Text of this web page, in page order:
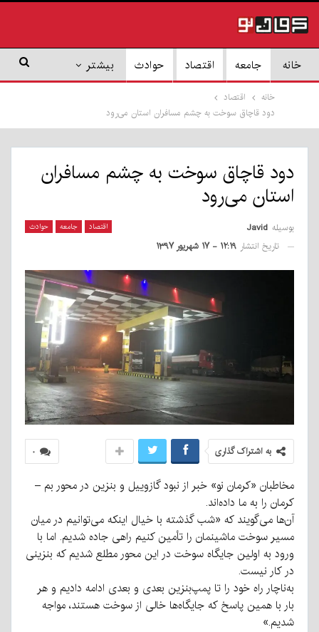
خانه جامعه اقتصاد حوادث بیشتر
خانه
اقتصاد
دود قاچاق سوخت به چشم مسافران استان می‌رود
دود قاچاق سوخت به چشم مسافران
استان می‌رود
اقتصاد جامعه حوادث بوسیله Javid
تاریخ انتشار ۱۲:۱۹ - ۱۷ شهریور ۱۳۹۷
۰ به اشتراک گذاری
مخاطبان «کرمان نو» خبر از نبود گازوییل و بنزین در محور بم –
کرمان را به ما داده‌اند.
آن‌ها می‌گویند که «شب گذشته با خیال اینکه می‌توانیم در میان
مسیر سوخت ماشینمان را تأمین کنیم راهی جاده شدیم. اما با
ورود به اولین جایگاه سوخت در این محور مطلع شدیم که بنزینی
در کار نیست.
به‌ناچار راه خود را تا پمپ‌بنزین بعدی و بعدی ادامه دادیم و هر
بار با همین پاسخ که جایگاه‌ها خالی از سوخت هستند، مواجه
شدیم.»